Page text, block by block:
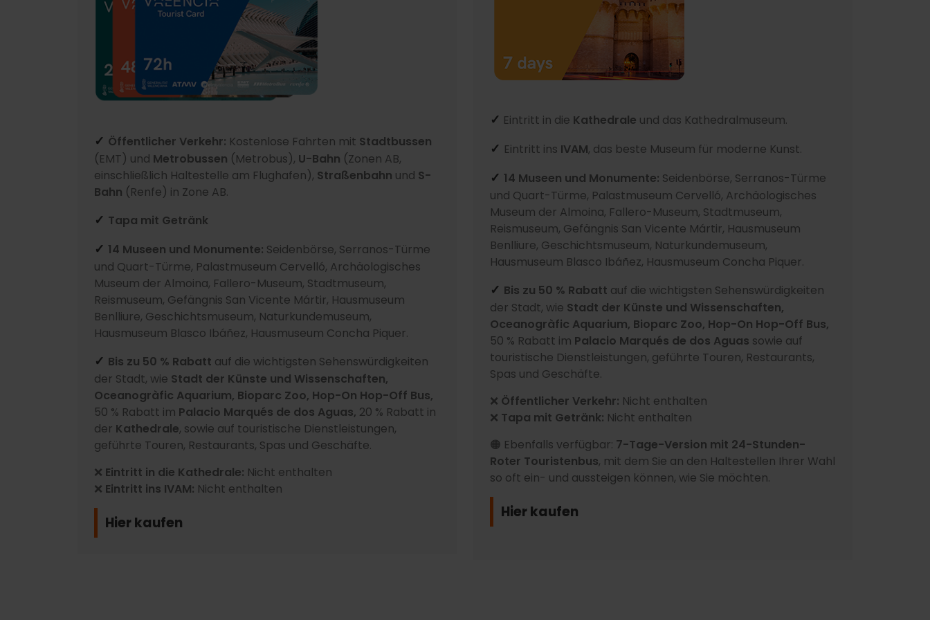
✓ Öffentlicher Verkehr: Kostenlose Fahrten mit Stadtbussen
(EMT) und Metrobussen (Metrobus), U-Bahn (Zonen AB,
einschließlich Haltestelle am Flughafen), Straßenbahn und S-
Bahn (Renfe) in Zone AB.
✓ Tapa mit Getränk
✓ 14 Museen und Monumente: Seidenbörse, Serranos-Türme
und Quart-Türme, Palastmuseum Cervelló, Archäologisches
Museum der Almoina, Fallero-Museum, Stadtmuseum,
Reismuseum, Gefängnis San Vicente Mártir, Hausmuseum
Benlliure, Geschichtsmuseum, Naturkundemuseum,
Hausmuseum Blasco Ibáñez, Hausmuseum Concha Piquer.
✓ Bis zu 50 % Rabatt auf die wichtigsten Sehenswürdigkeiten
der Stadt, wie Stadt der Künste und Wissenschaften,
Oceanogràfic Aquarium, Bioparc Zoo, Hop-On Hop-Off Bus,
50 % Rabatt im Palacio Marqués de dos Aguas, 20 % Rabatt in
der Kathedrale, sowie auf touristische Dienstleistungen,
geführte Touren, Restaurants, Spas und Geschäfte.
❌ Eintritt in die Kathedrale: Nicht enthalten
❌ Eintritt ins IVAM: Nicht enthalten
Hier kaufen
✓ Eintritt in die Kathedrale und das Kathedralmuseum.
✓ Eintritt ins IVAM, das beste Museum für moderne Kunst.
✓ 14 Museen und Monumente: Seidenbörse, Serranos-Türme
und Quart-Türme, Palastmuseum Cervelló, Archäologisches
Museum der Almoina, Fallero-Museum, Stadtmuseum,
Reismuseum, Gefängnis San Vicente Mártir, Hausmuseum
Benlliure, Geschichtsmuseum, Naturkundemuseum,
Hausmuseum Blasco Ibáñez, Hausmuseum Concha Piquer.
✓ Bis zu 50 % Rabatt auf die wichtigsten Sehenswürdigkeiten
der Stadt, wie Stadt der Künste und Wissenschaften,
Oceanogràfic Aquarium, Bioparc Zoo, Hop-On Hop-Off Bus,
50 % Rabatt im Palacio Marqués de dos Aguas sowie auf
touristische Dienstleistungen, geführte Touren, Restaurants,
Spas und Geschäfte.
❌ Öffentlicher Verkehr: Nicht enthalten
❌ Tapa mit Getränk: Nicht enthalten
🟠 Ebenfalls verfügbar: 7-Tage-Version mit 24-Stunden-
Roter Touristenbus, mit dem Sie an den Haltestellen Ihrer Wahl
so oft ein- und aussteigen können, wie Sie möchten.
Hier kaufen